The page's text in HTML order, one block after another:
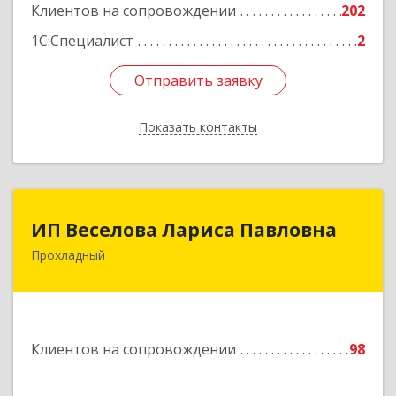
Клиентов на сопровождении
202
1С:Специалист
2
Отправить заявку
Показать контакты
Отправить заявку
Назад
ИП Веселова Лариса Павловна
Прохладный
Клиентов на сопровождении 98